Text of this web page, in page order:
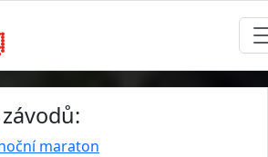
maraton